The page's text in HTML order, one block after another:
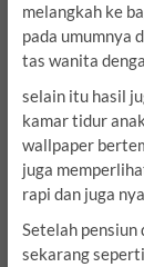
melangkah ke
pada umumnya
tas wanita
selain itu hasil
kamar tidur
wallpaper
juga
rapi dan juga
Setelah pensiun
sekarang